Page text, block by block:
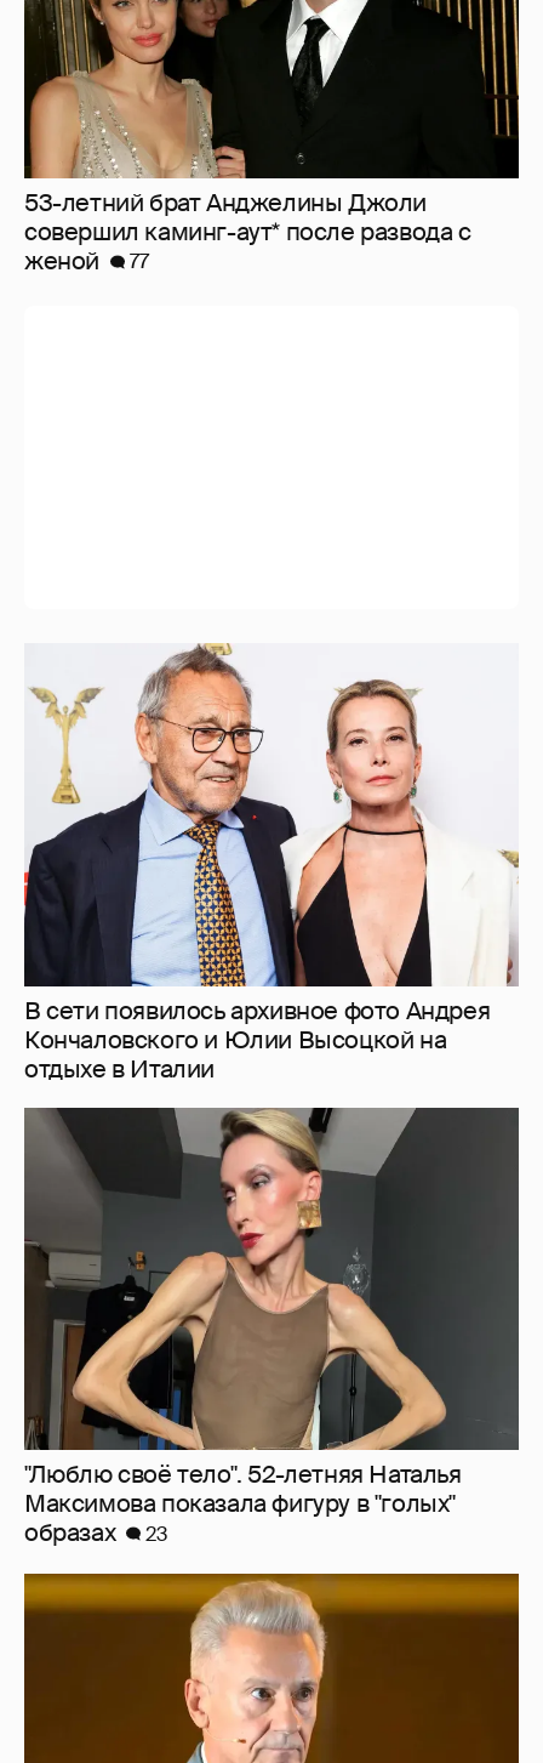
53-летний брат Анджелины Джоли
совершил каминг-аут* после развода с
женой
77
В сети появилось архивное фото Андрея
Кончаловского и Юлии Высоцкой на
отдыхе в Италии
"Люблю своё тело". 52-летняя Наталья
Максимова показала фигуру в "голых"
образах
23